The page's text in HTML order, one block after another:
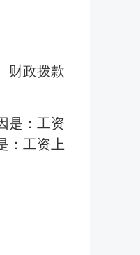
财政拨款
是：工资
：工资上